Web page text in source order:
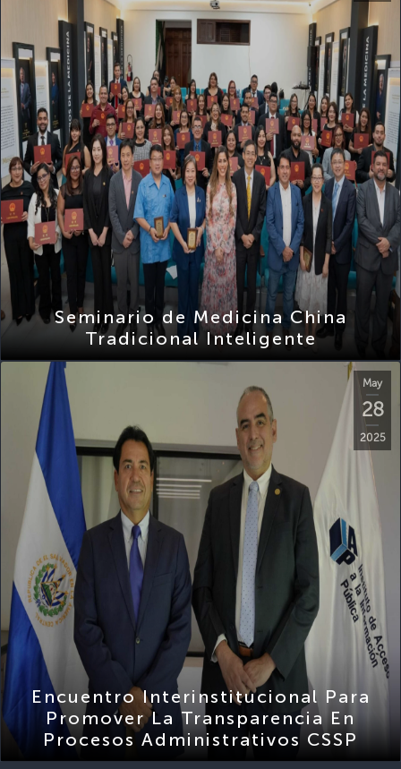
Seminario de Medicina China
Tradicional Inteligente
28
2025
Encuentro Interinstitucional Para
Promover La Transparencia En
Procesos Administrativos CSSP